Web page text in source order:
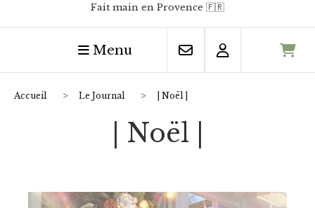
Fait main en Provence 🇫🇷
Menu
Accueil Le Journal | Noël |
| Noël |